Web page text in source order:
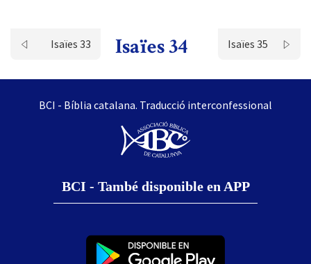
Isaïes 33 Isaïes 34 Isaïes 35
BCI - Bíblia catalana. Traducció interconfessional
BCI - També disponible en APP